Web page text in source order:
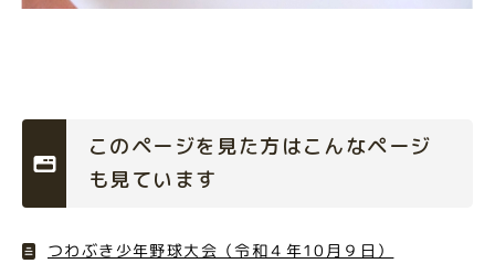
このページを見た方はこんなページ
も見ています
つわぶき少年野球大会（令和４年10月９日）